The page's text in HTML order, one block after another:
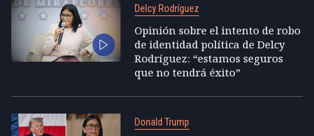
Delcy Rodríguez
Opinión sobre el intento de robo
de identidad política de Delcy
Rodríguez: “estamos seguros
que no tendrá éxito”
Donald Trump